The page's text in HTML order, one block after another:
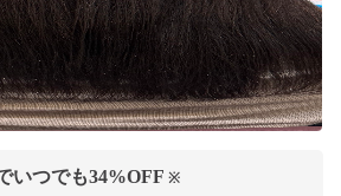
いつでも34%OFF ※